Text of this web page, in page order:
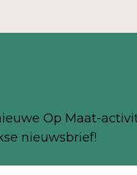
Op Maat-
nieuwsbrief!